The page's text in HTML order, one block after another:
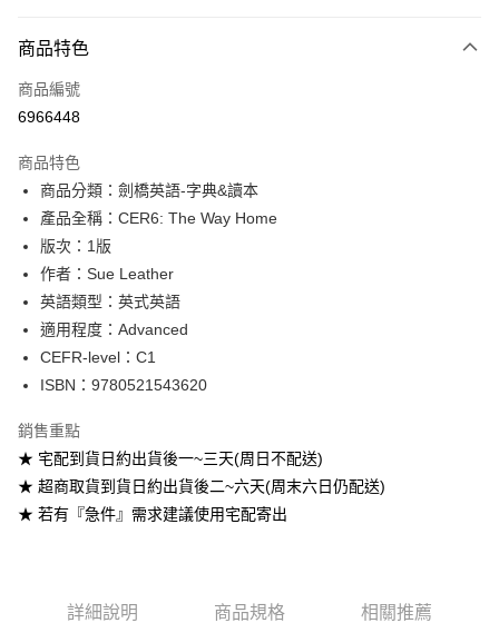
信用卡一次付款
超商取貨付款
Google Pay
ATM付款
運送方式
付款後全家取貨
7-11取貨付款
每筆NT$60
宅配-台灣本島
商品特色
商品編號
6966448
商品特色
商品分類：劍橋英語-字典&讀本
產品全稱：CER6: The Way Home
版次：1版
作者：Sue Leather
英語類型：英式英語
適用程度：Advanced
CEFR-level：C1
ISBN：9780521543620
銷售重點
★ 宅配到貨日約出貨後一~三天(周日不配送)
★ 超商取貨到貨日約出貨後二~六天(周末六日仍配送)
★ 若有『急件』需求建議使用宅配寄出
詳細說明 商品規格 相關推薦